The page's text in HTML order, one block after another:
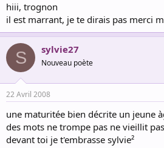
hiii, trognon
il est marrant, je te dirais pas merci
S sylvie27
Nouveau poète
22 Avril 2008
une maturitée bien décrite un jeune
des mots ne trompe pas ne vieillit
devant toi je t'embrasse sylvie²